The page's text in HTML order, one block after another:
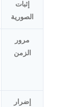
إثبات
الصورية
مرور
الزمن
إضرار